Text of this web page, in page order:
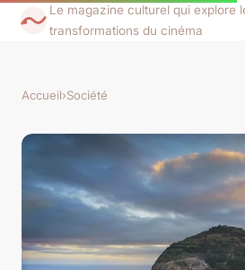
Le magazine culturel qui explore
transformations du cinéma
Accueil›Société